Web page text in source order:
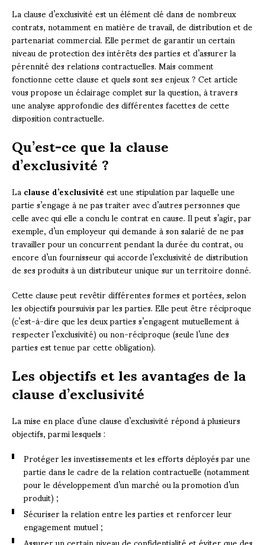
La clause d’exclusivité est un élément clé dans de nombreux
contrats, notamment en matière de travail, de distribution et de
partenariat commercial. Elle permet de garantir un certain
niveau de protection des intérêts des parties et d’assurer la
pérennité des relations contractuelles. Mais comment
fonctionne cette clause et quels sont ses enjeux ? Cet article
vous propose un éclairage complet sur la question, à travers
une analyse approfondie des différentes facettes de cette
disposition contractuelle.
Qu’est-ce que la clause
d’exclusivité ?
Laclause d’exclusivitéest une stipulation par laquelle une
partie s’engage à ne pas traiter avec d’autres personnes que
celle avec qui elle a conclu le contrat en cause. Il peut s’agir, par
exemple, d’un employeur qui demande à son salarié de ne pas
travailler pour un concurrent pendant la durée du contrat, ou
encore d’un fournisseur qui accorde l’exclusivité de distribution
de ses produits à un distributeur unique sur un territoire donné.
Cette clause peut revêtir différentes formes et portées, selon
les objectifs poursuivis par les parties. Elle peut être réciproque
(c’est-à-dire que les deux parties s’engagent mutuellement à
respecter l’exclusivité) ou non-réciproque (seule l’une des
parties est tenue par cette obligation).
Les objectifs et les avantages de la
clause d’exclusivité
La mise en place d’une clause d’exclusivité répond à plusieurs
objectifs, parmi lesquels :
Protéger les investissements et les efforts déployés par une
partie dans le cadre de la relation contractuelle (notamment
pour le développement d’un marché ou la promotion d’un
produit) ;
Sécuriser la relation entre les parties et renforcer leur
engagement mutuel ;